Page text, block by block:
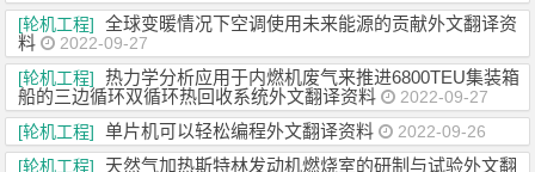
[轮机工程]
全球变暖情况下空调使用未来能源的贡献外文翻译资
料
2022-09-27
[轮机工程]
热力学分析应用于内燃机废气来推进6800TEU集装箱
船的三边循环双循环热回收系统外文翻译资料
2022-09-27
[轮机工程]
单片机可以轻松编程外文翻译资料
2022-09-26
[轮机工程]
天然气加热斯特林发动机燃烧室的研制与试验外文翻